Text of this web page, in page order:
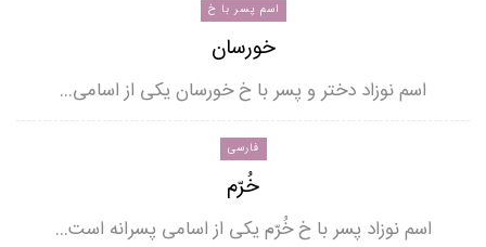
اسم پسر با خ
خورسان
اسم نوزاد دختر و پسر با خ خورسان یکی از اسامی…
فارسی
خُرّم
اسم نوزاد پسر با خ خُرّم یکی از اسامی پسرانه است…